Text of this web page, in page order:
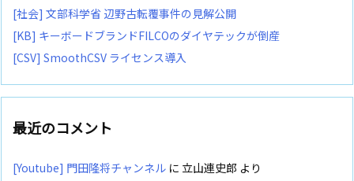
[社会] 文部科学省 辺野古転覆事件の見解公開
[KB] キーボードブランドFILCOのダイヤテックが倒産
[CSV] SmoothCSV ライセンス導入
最近のコメント
[Youtube] 門田隆将チャンネル に 立山連史郎 より